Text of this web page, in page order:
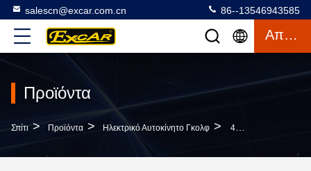
salescn@excar.com.cn 86--13546943585
Απόσπασμα
Προϊόντα
Σπίτι > Προϊόντα > Ηλεκτρικό Αυτοκίνητο Γκολφ > 48V 3.7M Ηλεκτρικό Με Μπαταρίες Αυτοκίνητο Γκολφ, Με Λάθη Αυτοκίνητο 4 Seater